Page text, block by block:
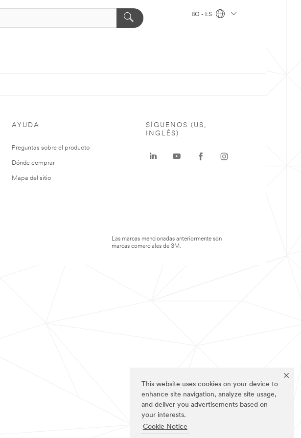
This website uses cookies on your device to
enhance site navigation, analyze site usage,
and deliver you advertisements based on
your interests.
Cookie Notice
BO - ES
AYUDA
Preguntas sobre el producto
Dónde comprar
Mapa del sitio
SÍGUENOS (US,
INGLÉS)
Las marcas mencionadas anteriormente son
marcas comerciales de 3M.